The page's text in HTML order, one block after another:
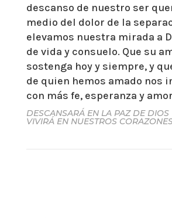
descanso de nuestro ser
medio del dolor de la
elevamos nuestra mirada a
de vida y consuelo. Que su
sostenga hoy y siempre, y
de quien hemos amado nos
con más fe, esperanza y
DESCANSARÁ EN LA PAZ DE
VIVIRÁ EN NUESTROS